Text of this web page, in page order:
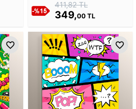
411,82 TL
349,00 TL